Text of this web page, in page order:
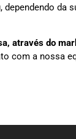
dependendo da
através do
com a nossa